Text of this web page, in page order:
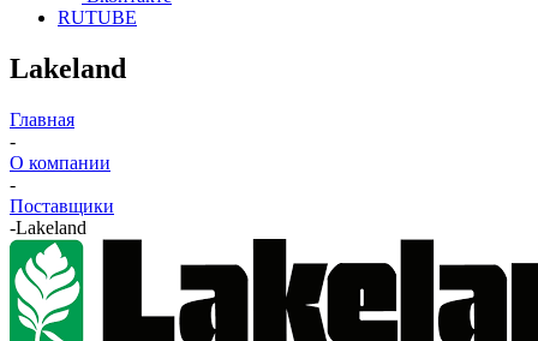
RUTUBE
Lakeland
Главная
-
О компании
-
Поставщики
-Lakeland